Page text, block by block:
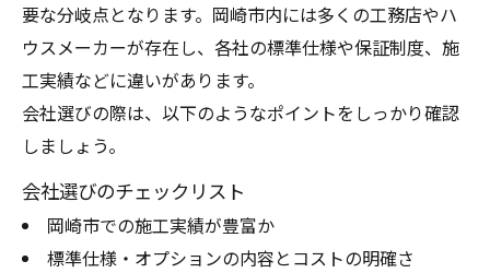
要な分岐点となります。岡崎市内には多くの工務店やハ
ウスメーカーが存在し、各社の標準仕様や保証制度、施
工実績などに違いがあります。
会社選びの際は、以下のようなポイントをしっかり確認
しましょう。
会社選びのチェックリスト
岡崎市での施工実績が豊富か
標準仕様・オプションの内容とコストの明確さ